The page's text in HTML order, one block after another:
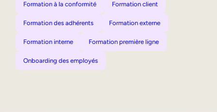
Formation à la conformité Formation client
Formation des adhérents Formation externe
Formation interne Formation première ligne
Onboarding des employés